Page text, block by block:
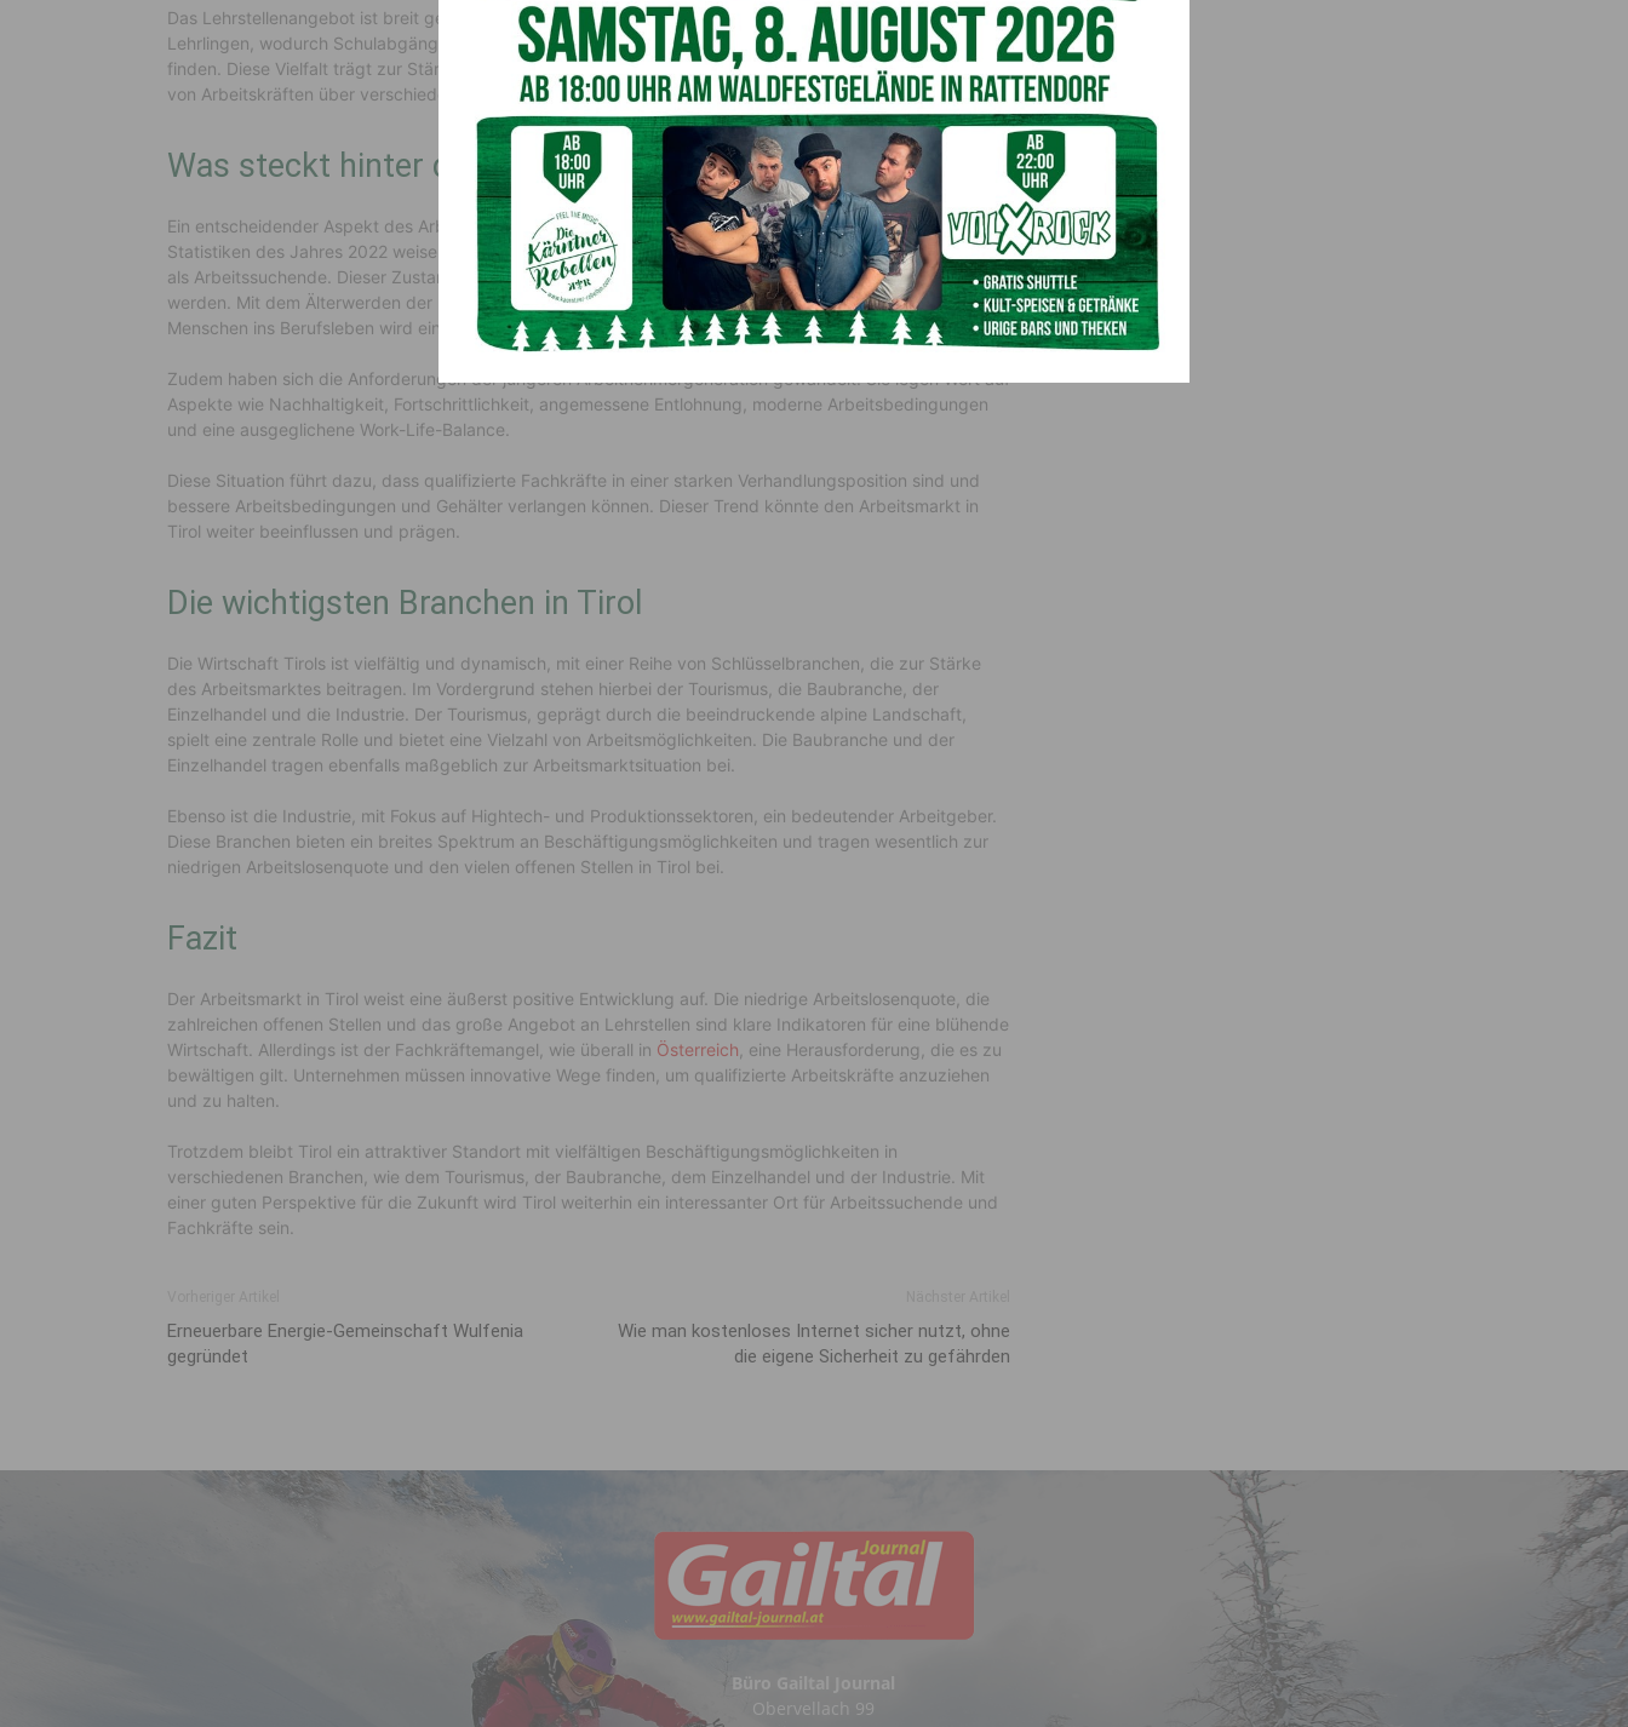
Das Lehrstellenangebot ist breit gefächert: Betriebe aus allen möglichen Berufsfelder suchen nach
Lehrlingen, wodurch Schulabgänger die Möglichkeit haben, genau den richtigen Ausbildungsplatz zu
finden. Diese Vielfalt trägt zur Stärkung des Arbeitsmarktes bei und fördert eine ausgewogene Verteilung
von Arbeitskräften über verschiedene Wirtschaftssektoren hinweg.
Was steckt hinter dem Fachkräftemangel?
Ein entscheidender Aspekt des Arbeitsmarktes in Tirol ist der bestehende Fachkräftemangel. Die
Statistiken des Jahres 2022 weisen auf ein bemerkenswertes Phänomen hin: Es gab mehr offene Stellen
als Arbeitssuchende. Dieser Zustand kann zum Teil auf den demografischen Wandel zurückgeführt
werden. Mit dem Älterwerden der Babyboomer-Generation und dem Eintritt einer kleineren Zahl junger
Menschen ins Berufsleben wird ein Mangel an qualifizierten Arbeitskräften spürbar.
Zudem haben sich die Anforderungen der jüngeren Arbeitnehmergeneration gewandelt. Sie legen Wert auf
Aspekte wie Nachhaltigkeit, Fortschrittlichkeit, angemessene Entlohnung, moderne Arbeitsbedingungen
und eine ausgeglichene Work-Life-Balance.
Diese Situation führt dazu, dass qualifizierte Fachkräfte in einer starken Verhandlungsposition sind und
bessere Arbeitsbedingungen und Gehälter verlangen können. Dieser Trend könnte den Arbeitsmarkt in
Tirol weiter beeinflussen und prägen.
Die wichtigsten Branchen in Tirol
Die Wirtschaft Tirols ist vielfältig und dynamisch, mit einer Reihe von Schlüsselbranchen, die zur Stärke
des Arbeitsmarktes beitragen. Im Vordergrund stehen hierbei der Tourismus, die Baubranche, der
Einzelhandel und die Industrie. Der Tourismus, geprägt durch die beeindruckende alpine Landschaft,
spielt eine zentrale Rolle und bietet eine Vielzahl von Arbeitsmöglichkeiten. Die Baubranche und der
Einzelhandel tragen ebenfalls maßgeblich zur Arbeitsmarktsituation bei.
Ebenso ist die Industrie, mit Fokus auf Hightech- und Produktionssektoren, ein bedeutender Arbeitgeber.
Diese Branchen bieten ein breites Spektrum an Beschäftigungsmöglichkeiten und tragen wesentlich zur
niedrigen Arbeitslosenquote und den vielen offenen Stellen in Tirol bei.
Fazit
Der Arbeitsmarkt in Tirol weist eine äußerst positive Entwicklung auf. Die niedrige Arbeitslosenquote, die
zahlreichen offenen Stellen und das große Angebot an Lehrstellen sind klare Indikatoren für eine blühende
Wirtschaft. Allerdings ist der Fachkräftemangel, wie überall in Österreich , eine Herausforderung, die es zu
bewältigen gilt. Unternehmen müssen innovative Wege finden, um qualifizierte Arbeitskräfte anzuziehen
und zu halten.
Trotzdem bleibt Tirol ein attraktiver Standort mit vielfältigen Beschäftigungsmöglichkeiten in
verschiedenen Branchen, wie dem Tourismus, der Baubranche, dem Einzelhandel und der Industrie. Mit
einer guten Perspektive für die Zukunft wird Tirol weiterhin ein interessanter Ort für Arbeitssuchende und
Fachkräfte sein.
Erneuerbare Energie-Gemeinschaft Wulfenia
gegründet
Wie man kostenloses Internet sicher nutzt, ohne
die eigene Sicherheit zu gefährden
Büro Gailtal Journal
Obervellach 99